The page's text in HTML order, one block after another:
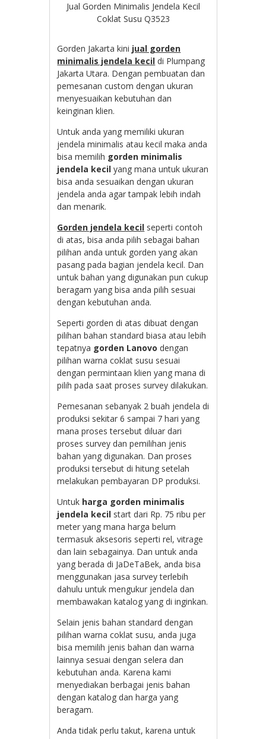
Jual Gorden Minimalis Jendela Kecil
Coklat Susu Q3523
Gorden Jakarta kini jual gorden
minimalis jendela kecil di Plumpang
Jakarta Utara. Dengan pembuatan dan
pemesanan custom dengan ukuran
menyesuaikan kebutuhan dan
keinginan klien.
Untuk anda yang memiliki ukuran
jendela minimalis atau kecil maka anda
bisa memilih gorden minimalis
jendela kecil yang mana untuk ukuran
bisa anda sesuaikan dengan ukuran
jendela anda agar tampak lebih indah
dan menarik.
Gorden jendela kecil seperti contoh
di atas, bisa anda pilih sebagai bahan
pilihan anda untuk gorden yang akan
pasang pada bagian jendela kecil. Dan
untuk bahan yang digunakan pun cukup
beragam yang bisa anda pilih sesuai
dengan kebutuhan anda.
Seperti gorden di atas dibuat dengan
pilihan bahan standard biasa atau lebih
tepatnya gorden Lanovo dengan
pilihan warna coklat susu sesuai
dengan permintaan klien yang mana di
pilih pada saat proses survey dilakukan.
Pemesanan sebanyak 2 buah jendela di
produksi sekitar 6 sampai 7 hari yang
mana proses tersebut diluar dari
proses survey dan pemilihan jenis
bahan yang digunakan. Dan proses
produksi tersebut di hitung setelah
melakukan pembayaran DP produksi.
Untuk harga gorden minimalis
jendela kecil start dari Rp. 75 ribu per
meter yang mana harga belum
termasuk aksesoris seperti rel, vitrage
dan lain sebagainya. Dan untuk anda
yang berada di JaDeTaBek, anda bisa
menggunakan jasa survey terlebih
dahulu untuk mengukur jendela dan
membawakan katalog yang di inginkan.
Selain jenis bahan standard dengan
pilihan warna coklat susu, anda juga
bisa memilih jenis bahan dan warna
lainnya sesuai dengan selera dan
kebutuhan anda. Karena kami
menyediakan berbagai jenis bahan
dengan katalog dan harga yang
beragam.
Anda tidak perlu takut, karena untuk